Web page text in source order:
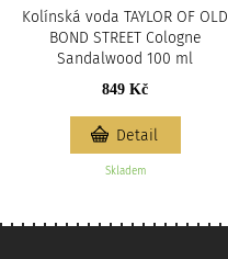
Kolínská voda TAYLOR OF OLD
BOND STREET Cologne
Sandalwood 100 ml
849 Kč
Skladem
Detail